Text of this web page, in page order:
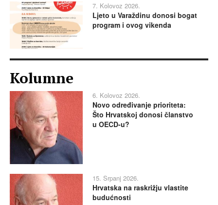
7. Kolovoz 2026.
Ljeto u Varaždinu donosi bogat
program i ovog vikenda
Kolumne
6. Kolovoz 2026.
Novo određivanje prioriteta:
Što Hrvatskoj donosi članstvo
u OECD-u?
15. Srpanj 2026.
Hrvatska na raskrižju vlastite
budućnosti